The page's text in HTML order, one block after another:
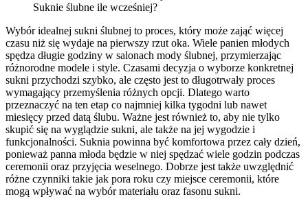
Suknie ślubne ile wcześniej?
Wybór idealnej sukni ślubnej to proces, który może zająć więcej
czasu niż się wydaje na pierwszy rzut oka. Wiele panien młodych
spędza długie godziny w salonach mody ślubnej, przymierzając
różnorodne modele i style. Czasami decyzja o wyborze konkretnej
sukni przychodzi szybko, ale często jest to długotrwały proces
wymagający przemyślenia różnych opcji. Dlatego warto
przeznaczyć na ten etap co najmniej kilka tygodni lub nawet
miesięcy przed datą ślubu. Ważne jest również to, aby nie tylko
skupić się na wyglądzie sukni, ale także na jej wygodzie i
funkcjonalności. Suknia powinna być komfortowa przez cały dzień,
ponieważ panna młoda będzie w niej spędzać wiele godzin podczas
ceremonii oraz przyjęcia weselnego. Dobrze jest także uwzględnić
różne czynniki takie jak pora roku czy miejsce ceremonii, które
mogą wpływać na wybór materiału oraz fasonu sukni.